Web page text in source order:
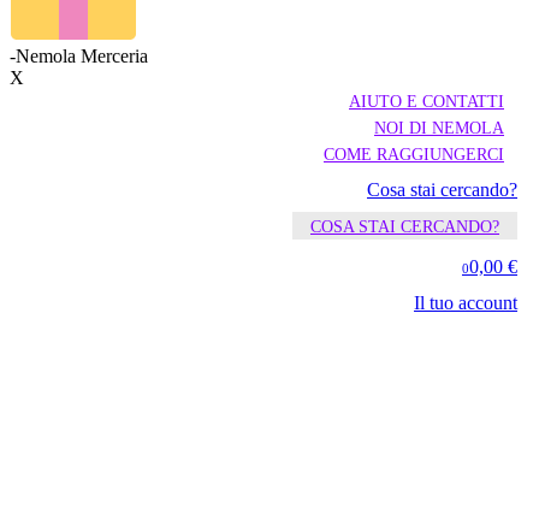
-Nemola Merceria
X
AIUTO E CONTATTI
NOI DI NEMOLA
COME RAGGIUNGERCI
Cosa stai cercando?
COSA STAI CERCANDO?
00,00 €
Il tuo account